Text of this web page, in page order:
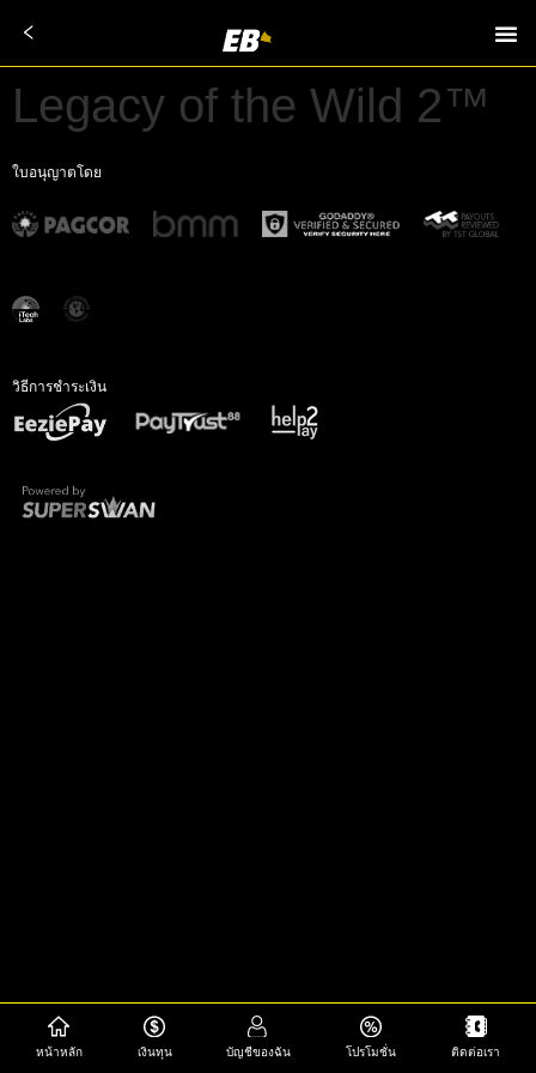
หน้าหลัก เงินทุน บัญชีของฉัน โปรโมชั่น ติดต่อเรา
Legacy of the Wild 2™
ใบอนุญาตโดย
วิธีการชำระเงิน